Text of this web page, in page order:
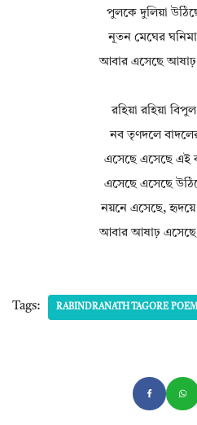
পুলকে দুলিয়া
নূতন মেঘের
আবার এসেছে
রহিয়া রহিয়া
নব তৃণদলে
এসেছে এসেছে এই
এসেছে এসেছে
নয়নে এসেছে, হৃদয়ে
আবার আষাঢ়
Tags: RABINDRANATH TAGORE